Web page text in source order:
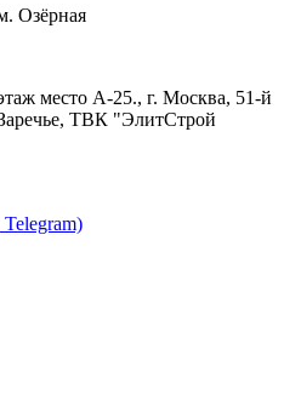
Озёрная
место A-25., г. Москва, 51-й
ТВК "ЭлитСтрой